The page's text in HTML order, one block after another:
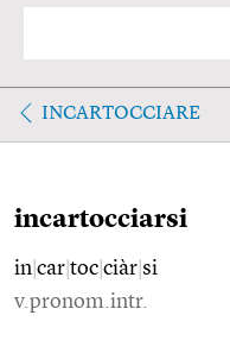
INCARTOCCIARE
incartocciarsi
in car toc ciàr si
v.pronom.intr.